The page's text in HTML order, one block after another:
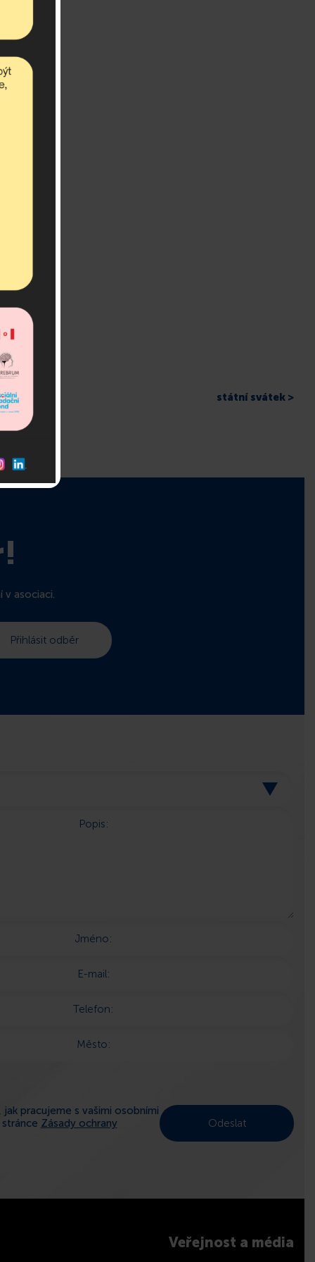
státní svátek >
v asociaci.
Popis:
Jméno:
E-mail:
Telefon:
Město:
pracujeme s vašimi osobními
Zásady ochrany
Veřejnost a média